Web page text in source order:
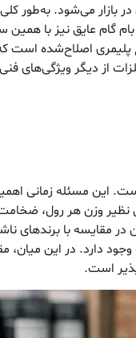
بازار می‌شود. به‌طور
نیز با همین
پلیمری اصلاح‌شده است
از دیگر
این مسئله زمانی
نظیر وزن هر رول،
مقایسه با برندهای
وجود دارد. در این
است.